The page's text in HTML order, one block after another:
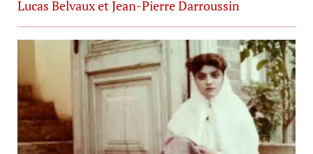
Lucas Belvaux et Jean-Pierre Darroussin